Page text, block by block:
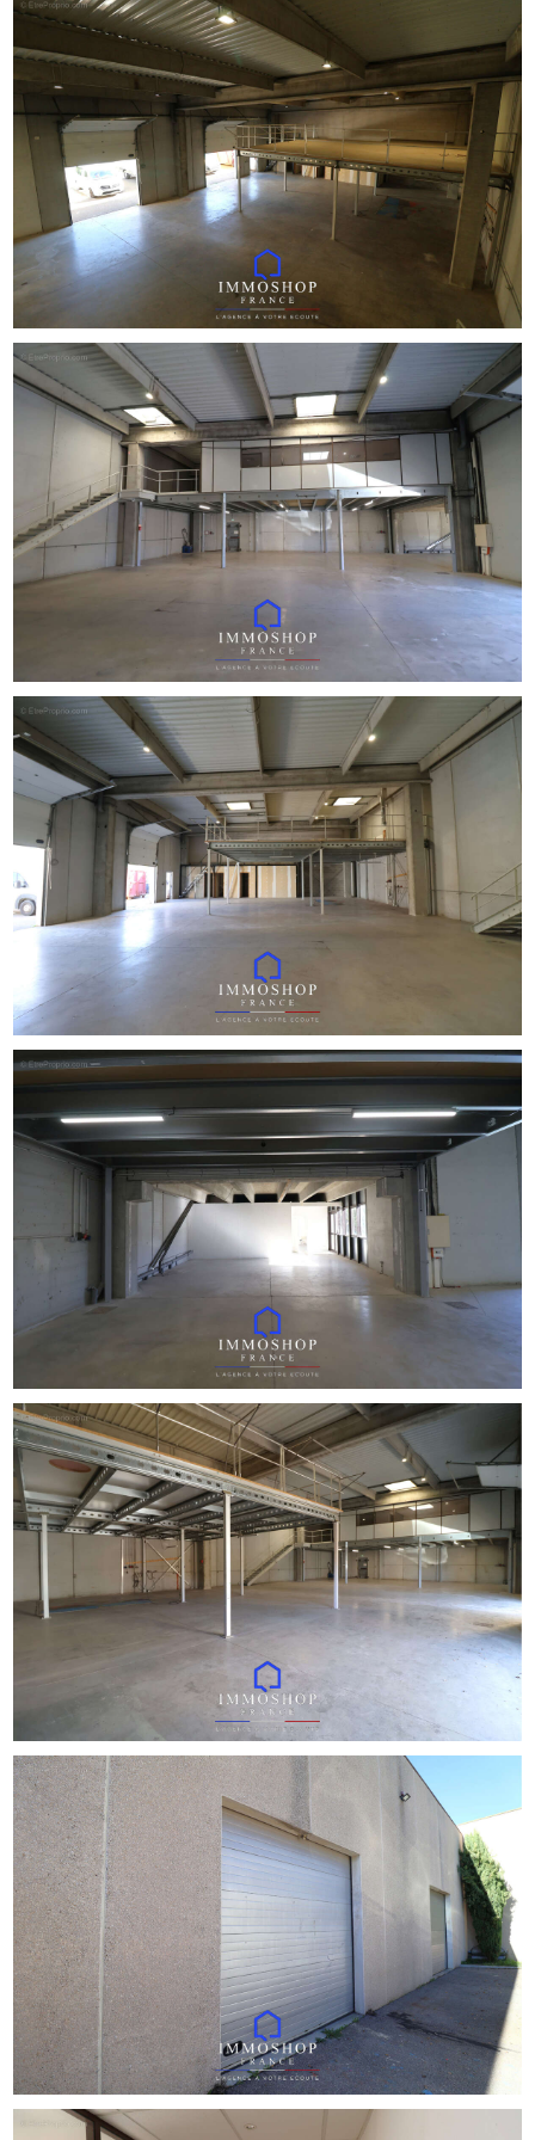
Pour plus d'informations contactez votre conseiller
IMMOSHOP FRANCE, Franck Bani - EI Agent commercial
immatriculé RSAC de Marseille sous le No : 484 148 598.
Les honoraires sont à la charge vendeur.